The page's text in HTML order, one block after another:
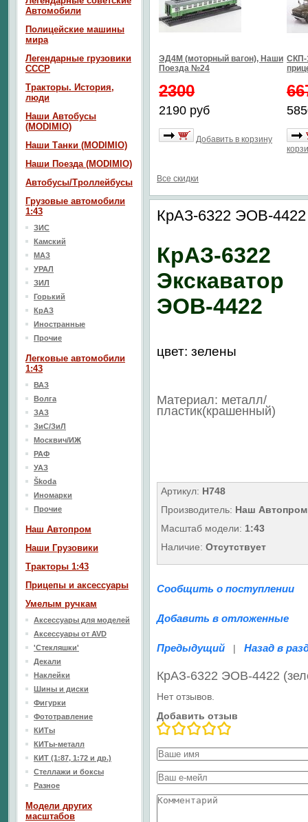
ЭД4М (моторный вагон), Наши
Поезда №24
2300
2190 руб
Добавить в корзину
СКП-
Все скидки
КрАЗ-6322 ЭОВ-4422
КрАЗ-6322
Экскаватор
ЭОВ-4422
цвет: зелены
Материал: металл/
пластик(крашенный)
Артикул: Н748
Производитель: Наш Автопром
Масштаб модели: 1:43
Наличие: Отсутствует
Сообщить о поступлении
Добавить в отложенные
Предыдущий | Назад в
КрАЗ-6322 ЭОВ-4422
Нет отзывов.
Добавить отзыв
Автомобили
Полицейские машины
мира
Легендарные грузовики
СССР
Тракторы. История,
люди
Наши Автобусы
(MODIMIO)
Наши Танки (MODIMIO)
Наши Поезда (MODIMIO)
Автобусы/Троллейбусы
Грузовые автомобили
1:43
ЗИС
Камский
МАЗ
УРАЛ
ЗИЛ
Горький
КрАЗ
Иностранные
Прочие
Легковые автомобили
1:43
ВАЗ
Волга
ЗАЗ
ЗиС/ЗиЛ
Москвич/ИЖ
РАФ
УАЗ
Škoda
Иномарки
Прочие
Наш Aвтопром
Наши Грузовики
Тракторы 1:43
Прицепы и аксессуары
Умелым ручкам
Аксессуары для моделей
Аксессуары от AVD
'Стекляшки'
Декали
Наклейки
Шины и диски
Фигурки
Фототравление
КИТы
КИТы-металл
КИТ (1:87, 1:72 и др.)
Стеллажи и боксы
Разное
Модели других
масштабов